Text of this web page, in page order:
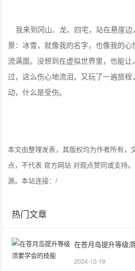
我来到冈山、龙、四宅，站在悬崖边
景：冰雪，就像我的名字，也像我的
流满面。没想到在虚拟世界里，也能
过，这么伤心地流泪。又玩了一遍旅
动，什么是受伤。
本文由整理发表，其版权均为作者所有，
点，不代表 官方网站 对观点赞同或支持
源。本站连接：/
热门文章
在苍月岛提升等级
2024-12-19